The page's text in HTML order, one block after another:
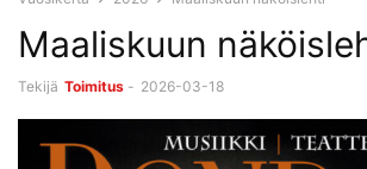
Maaliskuun
Tekijä Toimitus - 2026-03-18